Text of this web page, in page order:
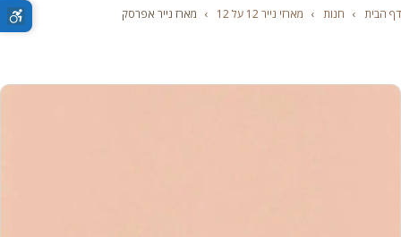
דף הבית › חנות › מארזי נייר 12 על 12 › מארז נייר אפרסק